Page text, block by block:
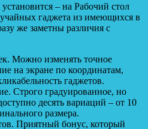
– на Рабочий стол
гаджета из имеющихся в
же заметны различия с
Можно изменять точное
на экране по координатам,
гаджетов.
Строго градуированное, но
десять вариаций – от 10
размера.
Приятный бонус, который